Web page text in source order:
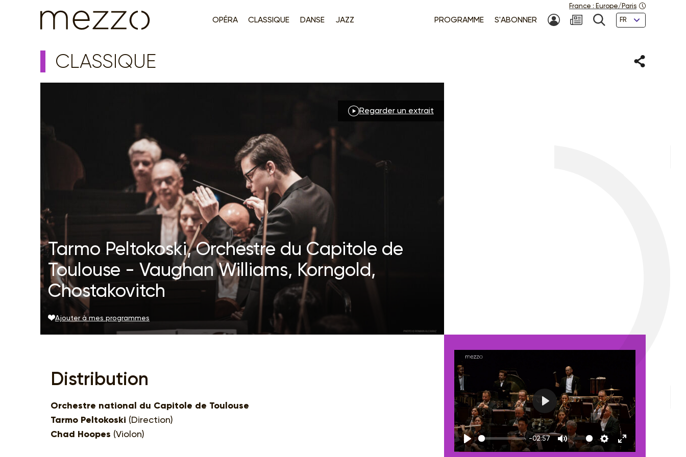
OPÉRA CLASSIQUE DANSE JAZZ PROGRAMME S'ABONNER MON COMPTE
NEWSLETTER
RECHERCHE
Langues
France : Europe/Paris
CLASSIQUE Partager
Tarmo Peltokoski, Orchestre du Capitole de
Toulouse - Vaughan Williams, Korngold,
Chostakovitch
Regarder un extrait
Ajouter à mes programmes
Distribution
Orchestre national du Capitole de Toulouse
Tarmo Peltokoski (Direction)
Chad Hoopes (Violon)
Play
-02:57
Mute Settings
Enter
Play